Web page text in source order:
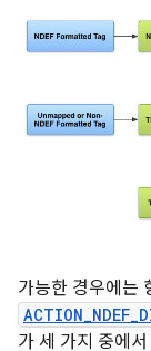
가능한 경우에는
가 세 가지 중에